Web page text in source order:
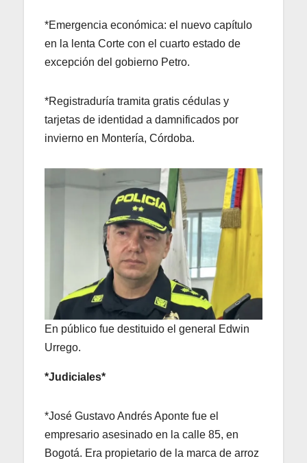
*Emergencia económica: el nuevo capítulo
en la lenta Corte con el cuarto estado de
excepción del gobierno Petro.
*Registraduría tramita gratis cédulas y
tarjetas de identidad a damnificados por
invierno en Montería, Córdoba.
En público fue destituido el general Edwin
Urrego.
*Judiciales*
*José Gustavo Andrés Aponte fue el
empresario asesinado en la calle 85, en
Bogotá. Era propietario de la marca de arroz